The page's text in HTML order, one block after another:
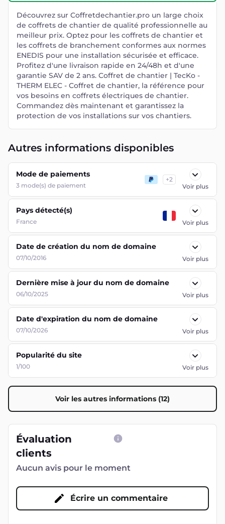
Découvrez sur Coffretdechantier.pro un large choix
de coffrets de chantier de qualité professionnelle au
meilleur prix. Optez pour les coffrets de chantier et
les coffrets de branchement conformes aux normes
ENEDIS pour une installation sécurisée et efficace.
Profitez d'une livraison rapide en 24/48h et d'une
garantie SAV de 2 ans. Coffret de chantier | TecKo -
THERM ELEC - Coffret de chantier, la référence pour
vos besoins en coffrets électriques de chantier.
Commandez dès maintenant et garantissez la
protection de vos installations sur vos chantiers.
Autres informations disponibles
Mode de paiements
3 mode(s) de paiement
+2
Voir plus
Pays détecté(s)
France Voir plus
Date de création du nom de domaine
07/10/2016 Voir plus
Dernière mise à jour du nom de domaine
06/10/2025 Voir plus
Date d'expiration du nom de domaine
07/10/2026 Voir plus
Popularité du site
1/100 Voir plus
Voir les autres informations (12)
Évaluation
clients
Aucun avis pour le moment
Écrire un commentaire